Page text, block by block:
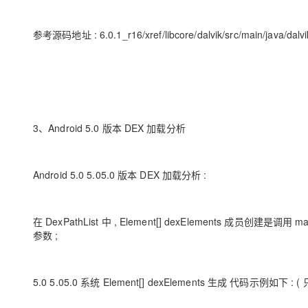
参考源码地址 : 6.0.1_r16/xref/libcore/dalvik/src/main/java/
3、Android 5.0 版本 DEX 加载分析
Android 5.0 5.05.0 版本 DEX 加载分析 :
在 DexPathList 中 , Element[] dexElements 成员创建是调用
参数 ;
5.0 5.05.0 系统 Element[] dexElements 生成 代码示例如下 : (